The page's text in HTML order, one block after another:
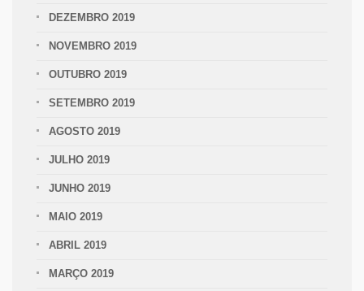
DEZEMBRO 2019
NOVEMBRO 2019
OUTUBRO 2019
SETEMBRO 2019
AGOSTO 2019
JULHO 2019
JUNHO 2019
MAIO 2019
ABRIL 2019
MARÇO 2019